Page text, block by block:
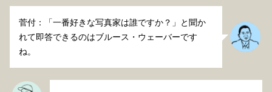
菅付：「一番好きな写真家は誰ですか？」と聞か
れて即答できるのはブルース・ウェーバーです
ね。